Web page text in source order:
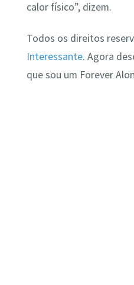
calor físico”, dizem.
Todos os direitos
Interessante. Agora
que sou um Forever